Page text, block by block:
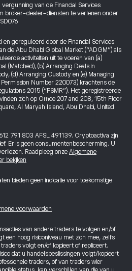
van de Financial Services
broker-dealer-diensten te verlenen onder
en gereguleerd door de Financial Services
de Abu Dhabi Global Market (“ADGM”) als
activiteiten uit te voeren van (a)
(Matched), (b) Arranging Deals in
(d) Arranging Custody en (e) Managing
Permission Number 220073) krachtens de
2015 (“FSMR”). Het geregistreerde
zich op Office 207 and 208, 15th Floor
Al Maryah Island, Abu Dhabi, United
791 803 AFSL 491139. Cryptoactiva zijn
Er is geen consumentenbescherming. U
Raadpleeg onze Algemene
bekijken
bieden geen indicatie voor toekomstige
voorwaarden
van andere traders te volgen en/of
een hoog risiconiveau met zich mee, zelfs
volgt en/of kopieert of repliceert.
dat u handelsbeslissingen volgt/kopieert
traders, of van traders wier